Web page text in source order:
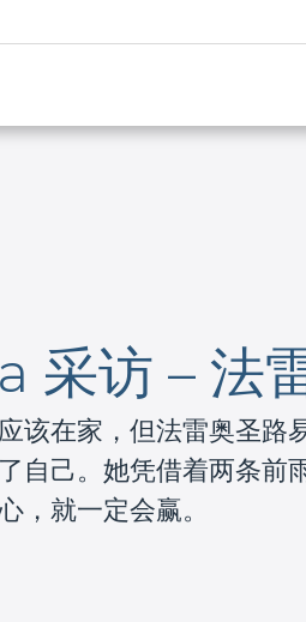
采访 – 法
该在家，但法雷奥圣
自己。她凭借着两条前
，就一定会赢。